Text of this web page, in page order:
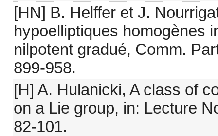
[HN] B. Helffer et J.
hypoelliptiques homogènes
nilpotent gradué, Comm.
899-958.
[H] A. Hulanicki, A class of
on a Lie group, in: Lecture
82-101.